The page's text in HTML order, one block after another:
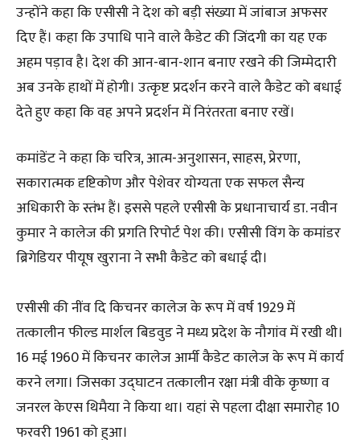
उन्होंने कहा कि एसीसी ने देश को बड़ी संख्या में जांबाज अफसर
दिए हैं। कहा कि उपाधि पाने वाले कैडेट की जिंदगी का यह एक
अहम पड़ाव है। देश की आन-बान-शान बनाए रखने की जिम्मेदारी
अब उनके हाथों में होगी। उत्कृष्ट प्रदर्शन करने वाले कैडेट को बधाई
देते हुए कहा कि वह अपने प्रदर्शन में निरंतरता बनाए रखें।
कमांडेंट ने कहा कि चरित्र, आत्म-अनुशासन, साहस, प्रेरणा,
सकारात्मक दृष्टिकोण और पेशेवर योग्यता एक सफल सैन्य
अधिकारी के स्तंभ हैं। इससे पहले एसीसी के प्रधानाचार्य डा. नवीन
कुमार ने कालेज की प्रगति रिपोर्ट पेश की। एसीसी विंग के कमांडर
ब्रिगेडियर पीयूष खुराना ने सभी कैडेट को बधाई दी।
एसीसी की नींव दि किचनर कालेज के रूप में वर्ष 1929 में
तत्कालीन फील्ड मार्शल बिडवुड ने मध्य प्रदेश के नौगांव में रखी थी।
16 मई 1960 में किचनर कालेज आर्मी कैडेट कालेज के रूप में कार्य
करने लगा। जिसका उद्घाटन तत्कालीन रक्षा मंत्री वीके कृष्णा व
जनरल केएस थिमैया ने किया था। यहां से पहला दीक्षा समारोह 10
फरवरी 1961 को हुआ।